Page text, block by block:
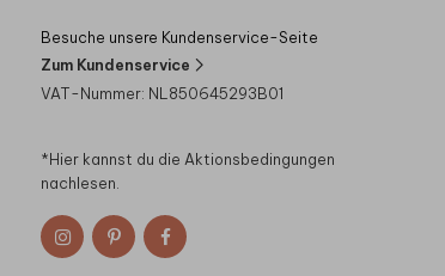
Besuche unsere Kundenservice-Seite
Zum Kundenservice
VAT-Nummer: NL850645293B01
*Hier kannst du die Aktionsbedingungen
nachlesen.